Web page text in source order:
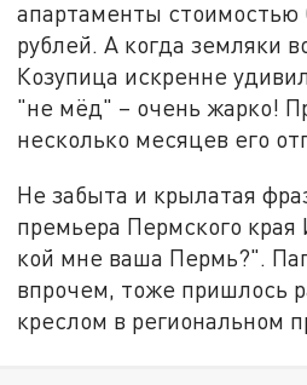
апартаменты стоимостью
рублей. А когда земляки
Козупица искренне
"не мёд" – очень жарко!
несколько месяцев его
Не забыта и крылатая
премьера Пермского
кой мне ваша Пермь?".
впрочем, тоже пришлось
креслом в региональном